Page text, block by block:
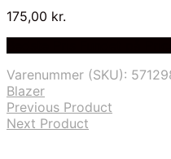
175,00 kr.
Varenummer (SKU):
Blazer
Previous Product
Next Product